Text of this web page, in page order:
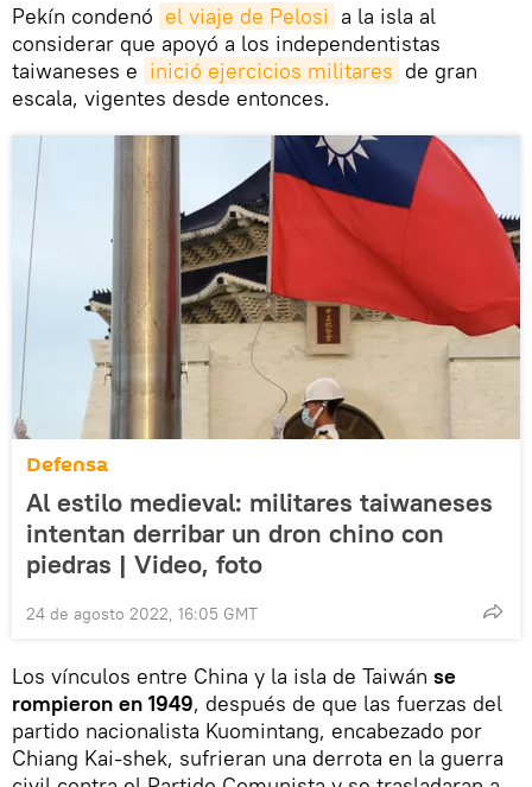
Pekín condenó el viaje de Pelosi a la isla al
considerar que apoyó a los independentistas
taiwaneses e inició ejercicios militares de gran
escala, vigentes desde entonces.
Defensa
Al estilo medieval: militares taiwaneses
intentan derribar un dron chino con
piedras | Video, foto
24 de agosto 2022, 16:05 GMT
Los vínculos entre China y la isla de Taiwán se
rompieron en 1949, después de que las fuerzas del
partido nacionalista Kuomintang, encabezado por
Chiang Kai-shek, sufrieran una derrota en la guerra